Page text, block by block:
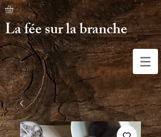
La fée sur la branche